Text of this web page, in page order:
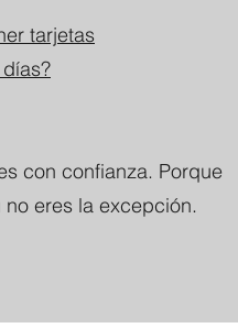
tarjetas
con confianza. Porque
eres la excepción.